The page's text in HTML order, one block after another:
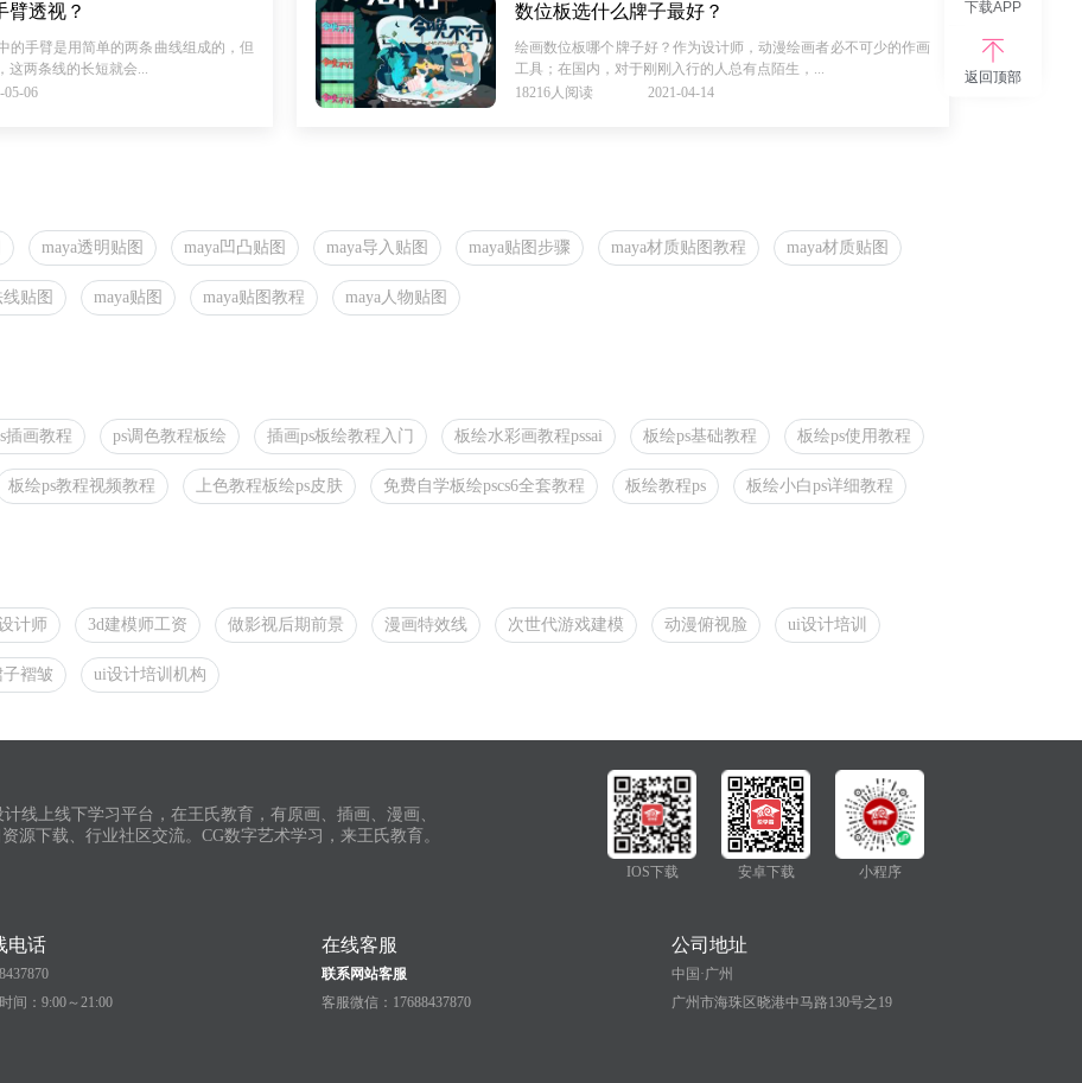
臂透视？
的手臂是用简单的两条曲线组成的，但
这两条线的长短就会...
05-06
数位板选什么牌子最好？
绘画数位板哪个牌子好？作为设计师，动漫绘画者必不可少的作画
工具；在国内，对于刚刚入行的人总有点陌生，...
18216人阅读
2021-04-14
maya透明贴图 maya凹凸贴图 maya导入贴图 maya贴图步骤 maya材质贴图教程 maya材质贴图
线贴图 maya贴图 maya贴图教程 maya人物贴图
插画教程 ps调色教程板绘 插画ps板绘教程入门 板绘水彩画教程pssai 板绘ps基础教程 板绘ps使用教程
板绘ps教程视频教程 上色教程板绘ps皮肤 免费自学板绘pscs6全套教程 板绘教程ps 板绘小白ps详细教程
计师 3d建模师工资 做影视后期前景 漫画特效线 次世代游戏建模 动漫俯视脸 ui设计培训
子褶皱 ui设计培训机构
下载APP
返回顶部
线上线下学习平台，在王氏教育，有原画、插画、漫画、
源下载、行业社区交流。CG数字艺术学习，来王氏教育。
IOS下载 安卓下载 小程序
电话
间：9:00～21:00
在线客服
联系网站客服
客服微信：17688437870
公司地址
中国·广州
广州市海珠区晓港中马路130号之19